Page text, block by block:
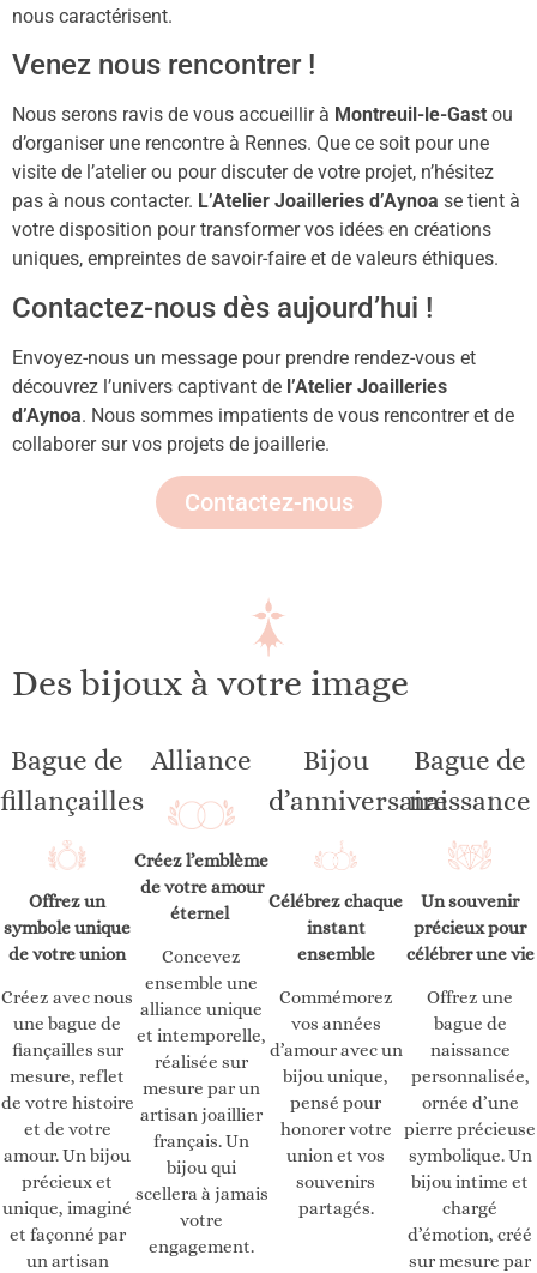
nous caractérisent.
Venez nous rencontrer !
Nous serons ravis de vous accueillir à Montreuil-le-Gast ou
d’organiser une rencontre à Rennes. Que ce soit pour une
visite de l’atelier ou pour discuter de votre projet, n’hésitez
pas à nous contacter. L’Atelier Joailleries d’Aynoa se tient à
votre disposition pour transformer vos idées en créations
uniques, empreintes de savoir-faire et de valeurs éthiques.
Contactez-nous dès aujourd’hui !
Envoyez-nous un message pour prendre rendez-vous et
découvrez l’univers captivant de l’Atelier Joailleries
d’Aynoa. Nous sommes impatients de vous rencontrer et de
collaborer sur vos projets de joaillerie.
Contactez-nous
Des bijoux à votre image
Bague de
fillançailles
Offrez un
symbole unique
de votre union
Créez avec nous
une bague de
fiançailles sur
mesure, reflet
de votre histoire
et de votre
amour. Un bijou
précieux et
unique, imaginé
et façonné par
un artisan
Alliance
Créez l’emblème
de votre amour
éternel
Concevez
ensemble une
alliance unique
et intemporelle,
réalisée sur
mesure par un
artisan joaillier
français. Un
bijou qui
scellera à jamais
votre
engagement.
Bijou
d’anniversaire
Célébrez chaque
instant
ensemble
Commémorez
vos années
d’amour avec un
bijou unique,
pensé pour
honorer votre
union et vos
souvenirs
partagés.
Bague de
naissance
Un souvenir
précieux pour
célébrer une vie
Offrez une
bague de
naissance
personnalisée,
ornée d’une
pierre précieuse
symbolique. Un
bijou intime et
chargé
d’émotion, créé
sur mesure par